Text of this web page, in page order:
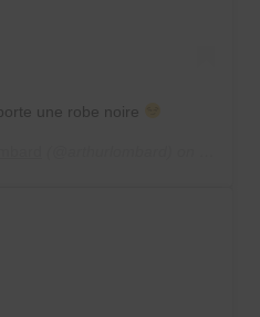
une robe noire